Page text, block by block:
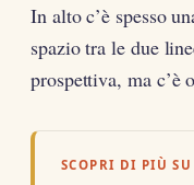
In alto c’è spesso
spazio tra le due
prospettiva, ma c’è
SCOPRI DI PIÙ SU